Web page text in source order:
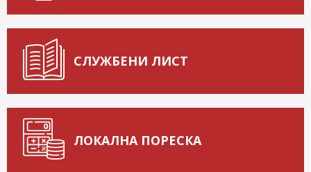
СЛУЖБЕНИ ЛИСТ
ЛОКАЛНА ПОРЕСКА